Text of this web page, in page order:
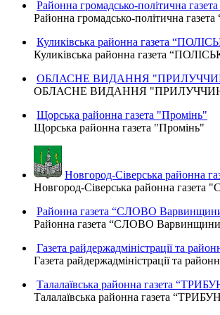
Районна громадсько-політична
Районна громадсько-політична
Куликівська районна газета
Куликівська районна газета
ОБЛАСНЕ ВИДАННЯ "ПРИЛУЧЧИНА
ОБЛАСНЕ ВИДАННЯ "ПРИЛУЧЧИНА в
Щорська районна газета "Промінь"
Щорська районна газета "Промінь"
Новгород-Сіверська
Новгород-Сіверська районна
Районна газета “СЛОВО
Районна газета “СЛОВО
Газета райдержадміністрації та
Газета райдержадміністрації та
Талалаївська районна газета
Талалаївська районна газета